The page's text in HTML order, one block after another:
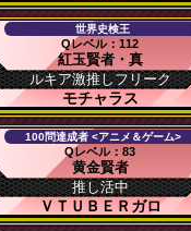
世界史検王
Qレベル：112
紅玉賢者・真
ルキア激推しフリーク
モチャラス
100問達成者 <アニメ＆ゲーム>
Qレベル：83
黄金賢者
推し活中
ＶＴＵＢＥＲガロ